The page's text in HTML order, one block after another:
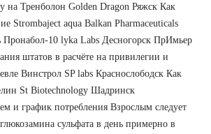
на Тренболон Golden Dragon Ряжск Как
Strombaject aqua Balkan Pharmaceuticals
Пронабол-10 lyka Labs Десногорск ПрИмьер
штатов в расчёте на привилегии и
Винстрол SP labs Краснослободск Как
St Biotechnology Шадринск
и график потребления Взрослым следует
сульфата в день примерно в